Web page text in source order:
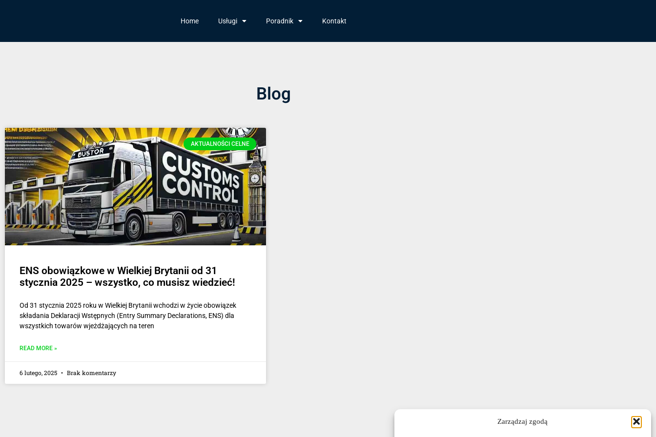
Zarządzaj zgodą
Home Usługi Poradnik Kontakt
Blog
AKTUALNOŚCI CELNE
ENS obowiązkowe w Wielkiej Brytanii od 31
stycznia 2025 – wszystko, co musisz wiedzieć!
Od 31 stycznia 2025 roku w Wielkiej Brytanii wchodzi w życie obowiązek
składania Deklaracji Wstępnych (Entry Summary Declarations, ENS) dla
wszystkich towarów wjeżdżających na teren
READ MORE »
6 lutego, 2025 Brak komentarzy